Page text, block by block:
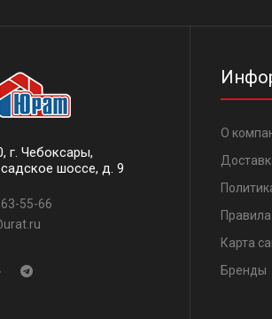
г. Чебоксары,
шоссе, д. 9
55-66
О
Карта
Бренды